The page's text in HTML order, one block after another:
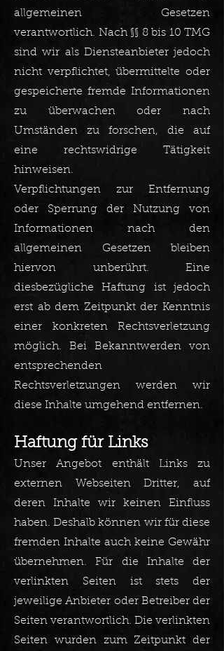
allgemeinen Gesetzen
verantwortlich. Nach §§ 8 bis 10 TMG
sind wir als Diensteanbieter jedoch
nicht verpflichtet, übermittelte oder
gespeicherte fremde Informationen
zu überwachen oder nach
Umständen zu forschen, die auf
eine rechtswidrige Tätigkeit
hinweisen.
Verpflichtungen zur Entfernung
oder Sperrung der Nutzung von
Informationen nach den
allgemeinen Gesetzen bleiben
hiervon unberührt. Eine
diesbezügliche Haftung ist jedoch
erst ab dem Zeitpunkt der Kenntnis
einer konkreten Rechtsverletzung
möglich. Bei Bekanntwerden von
entsprechenden
Rechtsverletzungen werden wir
diese Inhalte umgehend entfernen.
Haftung für Links
Unser Angebot enthält Links zu
externen Webseiten Dritter, auf
deren Inhalte wir keinen Einfluss
haben. Deshalb können wir für diese
fremden Inhalte auch keine Gewähr
übernehmen. Für die Inhalte der
verlinkten Seiten ist stets der
jeweilige Anbieter oder Betreiber der
Seiten verantwortlich. Die verlinkten
Seiten wurden zum Zeitpunkt der